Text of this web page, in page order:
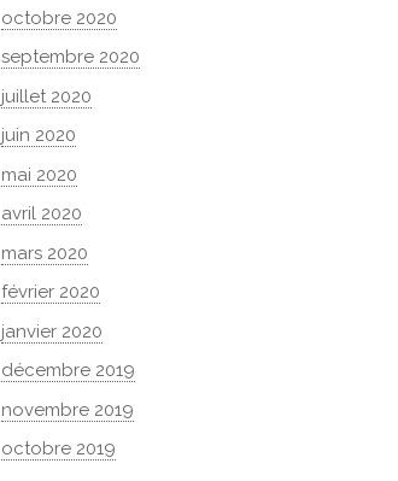
octobre 2020
septembre 2020
juillet 2020
juin 2020
mai 2020
avril 2020
mars 2020
février 2020
janvier 2020
décembre 2019
novembre 2019
octobre 2019